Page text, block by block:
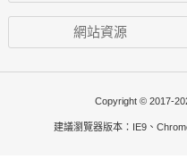
網站資源
Copyright © 2017-
建議瀏覽器版本：IE9、